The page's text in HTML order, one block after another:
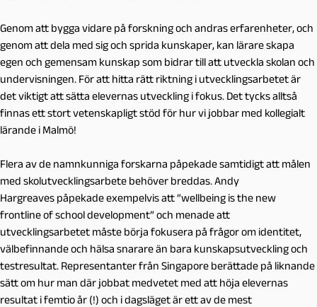
Genom att bygga vidare på forskning och andras erfarenheter, och
genom att dela med sig och sprida kunskaper, kan lärare skapa
egen och gemensam kunskap som bidrar till att utveckla skolan och
undervisningen. För att hitta rätt riktning i utvecklingsarbetet är
det viktigt att sätta elevernas utveckling i fokus. Det tycks alltså
finnas ett stort vetenskapligt stöd för hur vi jobbar med kollegialt
lärande i Malmö!
Flera av de namnkunniga forskarna påpekade samtidigt att målen
med skolutvecklingsarbete behöver breddas. Andy
Hargreaves påpekade exempelvis att “wellbeing is the new
frontline of school development” och menade att
utvecklingsarbetet måste börja fokusera på frågor om identitet,
välbefinnande och hälsa snarare än bara kunskapsutveckling och
testresultat. Representanter från Singapore berättade på liknande
sätt om hur man där jobbat medvetet med att höja elevernas
resultat i femtio år (!) och i dagsläget är ett av de mest